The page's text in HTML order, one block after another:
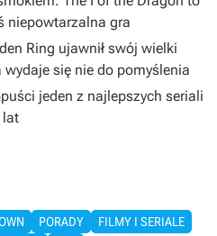
niepowtarzalna gra
Ring ujawnił swój wielki
się nie do pomyślenia
jeden z najlepszych seriali
lat
PORADY
FILMY I SERIALE